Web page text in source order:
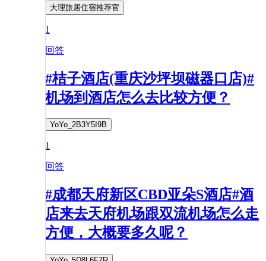
大理旅居住宿推荐官
1
回答
#桔子酒店(重庆沙坪坝磁器口店)#
机场到酒店怎么去比较方便？
YoYo_2B3Y5I9B
1
回答
#成都天府新区CBD亚朵S酒店#酒
店来去天府机场跟双流机场怎么走
方便，大概要多久呢？